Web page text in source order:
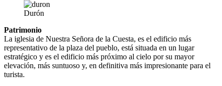
Durón
Patrimonio
La iglesia de Nuestra Señora de la Cuesta, es el edificio más
representativo de la plaza del pueblo, está situada en un lugar
estratégico y es el edificio más próximo al cielo por su mayor
elevación, más suntuoso y, en definitiva más impresionante para el
turista.